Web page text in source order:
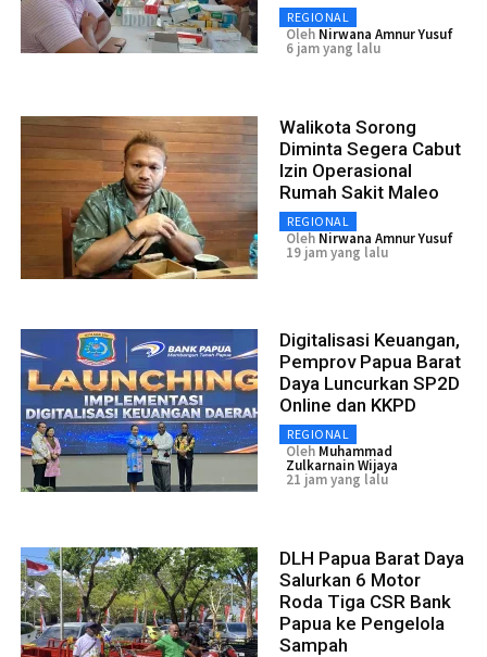
REGIONAL
Oleh Nirwana Amnur Yusuf
6 jam yang lalu
Walikota Sorong
Diminta Segera Cabut
Izin Operasional
Rumah Sakit Maleo
REGIONAL
Oleh Nirwana Amnur Yusuf
19 jam yang lalu
Digitalisasi Keuangan,
Pemprov Papua Barat
Daya Luncurkan SP2D
Online dan KKPD
REGIONAL
Oleh Muhammad
Zulkarnain Wijaya
21 jam yang lalu
DLH Papua Barat Daya
Salurkan 6 Motor
Roda Tiga CSR Bank
Papua ke Pengelola
Sampah